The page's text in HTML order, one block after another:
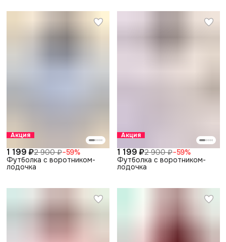
Акция
1 199 ₽2 900 ₽−59%
Футболка с воротником-
лодочка
Акция
1 199 ₽2 900 ₽−59%
Футболка с воротником-
лодочка